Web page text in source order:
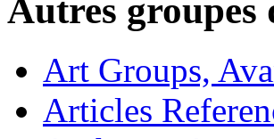
Autres groupes
Art Groups,
Articles